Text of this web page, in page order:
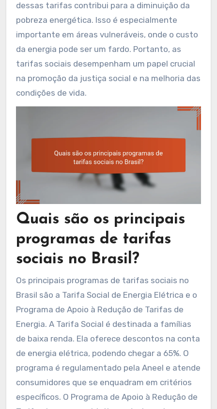
dessas tarifas contribui para a diminuição da
pobreza energética. Isso é especialmente
importante em áreas vulneráveis, onde o custo
da energia pode ser um fardo. Portanto, as
tarifas sociais desempenham um papel crucial
na promoção da justiça social e na melhoria das
condições de vida.
Quais são os principais
programas de tarifas
sociais no Brasil?
Os principais programas de tarifas sociais no
Brasil são a Tarifa Social de Energia Elétrica e o
Programa de Apoio à Redução de Tarifas de
Energia. A Tarifa Social é destinada a famílias
de baixa renda. Ela oferece descontos na conta
de energia elétrica, podendo chegar a 65%. O
programa é regulamentado pela Aneel e atende
consumidores que se enquadram em critérios
específicos. O Programa de Apoio à Redução de